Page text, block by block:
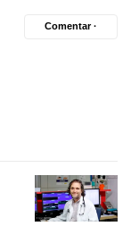
Comentar ·